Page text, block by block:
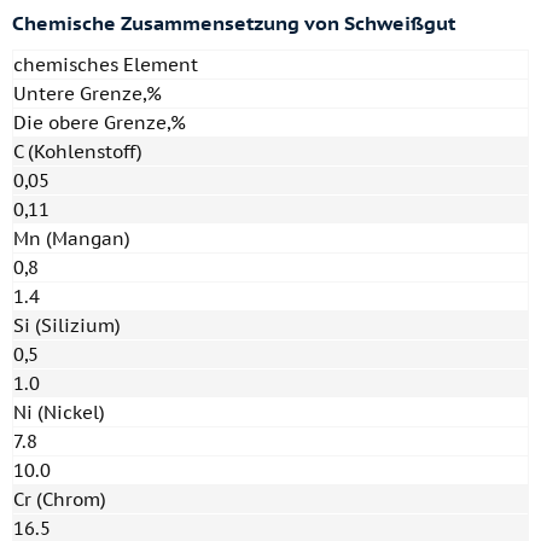
Chemische Zusammensetzung von Schweißgut
chemisches Element
Untere Grenze,%
Die obere Grenze,%
C (Kohlenstoff)
0,05
0,11
Mn (Mangan)
0,8
1.4
Si (Silizium)
0,5
1.0
Ni (Nickel)
7.8
10.0
Cr (Chrom)
16.5